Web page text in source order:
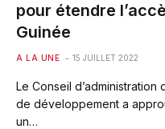
pour étendre
Guinée
A LA UNE 15 JUILLET 2022
Le Conseil
de développement a
un…